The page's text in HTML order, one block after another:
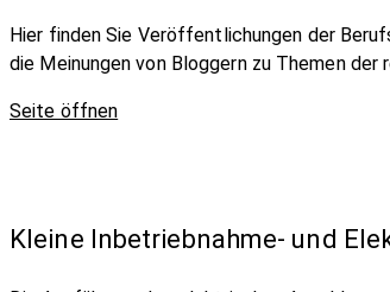
Hier finden Sie Veröffentlichungen der
die Meinungen von Bloggern zu Themen
Seite öffnen
Kleine Inbetriebnahme- und